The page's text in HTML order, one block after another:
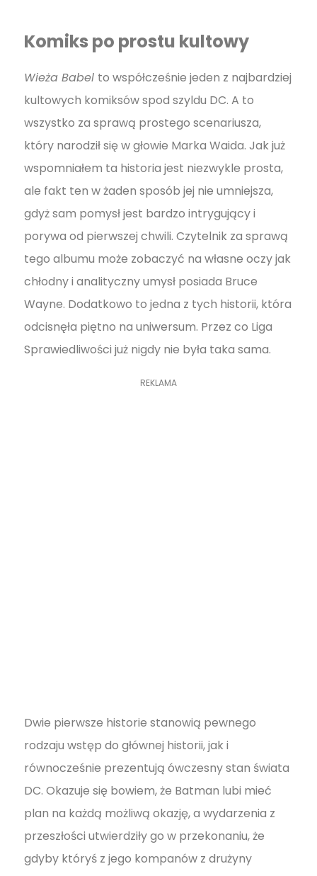
Komiks po prostu kultowy
Wieża Babel to współcześnie jeden z najbardziej
kultowych komiksów spod szyldu DC. A to
wszystko za sprawą prostego scenariusza,
który narodził się w głowie Marka Waida. Jak już
wspomniałem ta historia jest niezwykle prosta,
ale fakt ten w żaden sposób jej nie umniejsza,
gdyż sam pomysł jest bardzo intrygujący i
porywa od pierwszej chwili. Czytelnik za sprawą
tego albumu może zobaczyć na własne oczy jak
chłodny i analityczny umysł posiada Bruce
Wayne. Dodatkowo to jedna z tych historii, która
odcisnęła piętno na uniwersum. Przez co Liga
Sprawiedliwości już nigdy nie była taka sama.
REKLAMA
Dwie pierwsze historie stanowią pewnego
rodzaju wstęp do głównej historii, jak i
równocześnie prezentują ówczesny stan świata
DC. Okazuje się bowiem, że Batman lubi mieć
plan na każdą możliwą okazję, a wydarzenia z
przeszłości utwierdziły go w przekonaniu, że
gdyby któryś z jego kompanów z drużyny